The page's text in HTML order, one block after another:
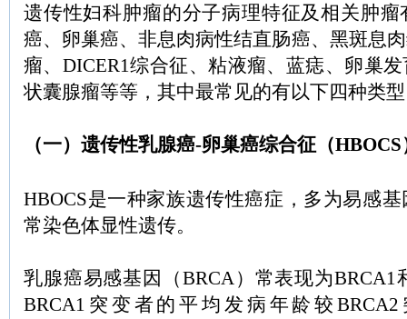
遗传性妇科肿瘤的分子病理特征及相关肿
癌、卵巢癌、非息肉病性结直肠癌、黑斑息
瘤、DICER1综合征、粘液瘤、蓝痣、卵巢
状囊腺瘤等等，其中最常见的有以下四种类
（一）遗传性乳腺癌-卵巢癌综合征（HBOCS
HBOCS是一种家族遗传性癌症，多为易感
常染色体显性遗传。
乳腺癌易感基因（BRCA）常表现为BRCA1
BRCA1突变者的平均发病年龄较